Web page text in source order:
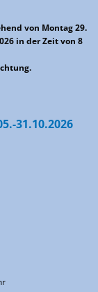
von Montag 29.
in der Zeit von 8
31.10.2026